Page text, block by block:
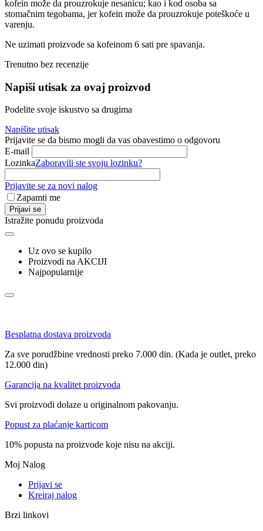
kofein može da prouzrokuje nesanicu; kao i kod osoba sa
stomačnim tegobama, jer kofein može da prouzrokuje poteškoće u
varenju.
Ne uzimati proizvode sa kofeinom 6 sati pre spavanja.
Trenutno bez recenzije
Napiši utisak za ovaj proizvod
Podelite svoje iskustvo sa drugima
Napišite utisak
Prijavite se da bismo mogli da vas obavestimo o odgovoru
E-mail
LozinkaZaboravili ste svoju lozinku?
Prijavite se za novi nalog
Zapamti me
Prijavi se
Istražite ponudu proizvoda
Uz ovo se kupilo
Proizvodi na AKCIJI
Najpopularnije
Besplatna dostava proizvoda
Za sve porudžbine vrednosti preko 7.000 din. (Kada je outlet, preko
12.000 din)
Garancija na kvalitet proizvoda
Svi proizvodi dolaze u originalnom pakovanju.
Popust za plaćanje karticom
10% popusta na proizvode koje nisu na akciji.
Moj Nalog
Prijavi se
Kreiraj nalog
Brzi linkovi